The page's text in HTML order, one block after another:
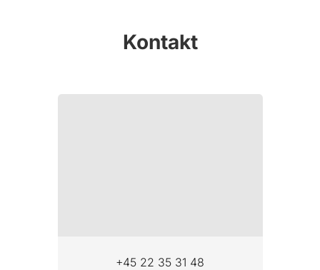
Kontakt
+45 22 35 31 48